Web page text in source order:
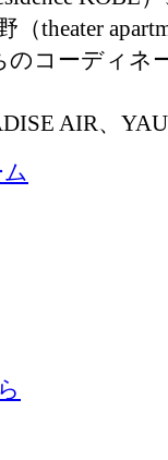
theater
のコーディネ
AIR、